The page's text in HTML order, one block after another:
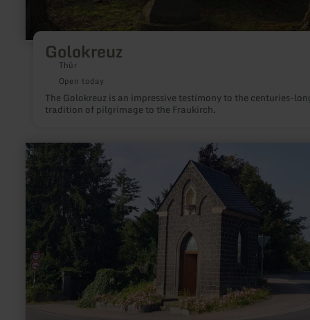
Golokreuz
Thür
Open today
The Golokreuz is an impressive testimony to the centuries-
tradition of pilgrimage to the Fraukirch.
learn
more
about:
"Am
Mayener
Kreuzchen"
Kapelle
in
Ettringen